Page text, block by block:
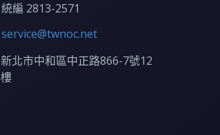
統編 2813-2571
service@twnoc.net
新北市中和區中正路866-7號12
樓